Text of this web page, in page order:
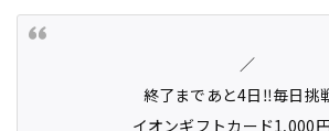
／
終了まであと4日‼️毎日挑
イオンギフトカード1,000